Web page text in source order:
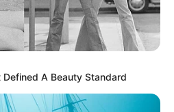
A Beauty Standard